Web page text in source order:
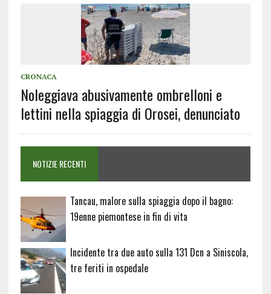
CRONACA
Noleggiava abusivamente ombrelloni e
lettini nella spiaggia di Orosei, denunciato
NOTIZIE RECENTI
Tancau, malore sulla spiaggia dopo il bagno:
19enne piemontese in fin di vita
Incidente tra due auto sulla 131 Dcn a Siniscola,
tre feriti in ospedale